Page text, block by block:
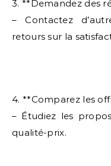
3. **Demandez des
– Contactez
retours sur la
4. **Comparez les
– Étudiez les
qualité-prix.